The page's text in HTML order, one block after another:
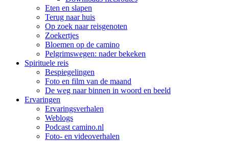
Eten en slapen
Terug naar huis
Op zoek naar reisgenoten
Zoekertjes
Bloemen op de camino
Pelgrimswegen: nader bekeken
Spirituele reis
Bespiegelingen
Foto en film van de maand
De weg naar binnen in woord en beeld
Ervaringen
Ervaringsverhalen
Weblogs
Podcast camino.nl
Foto- en videoverhalen